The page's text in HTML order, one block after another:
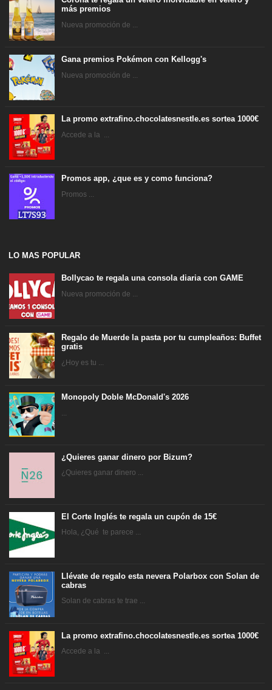
más premios
Nueva promoción de ...
Gana premios Pokémon con Kellogg's
Nueva promoción de ...
La promo extrafino.chocolatesnestle.es sortea 1000€
Accede a la ...
Promos app, ¿que es y como funciona?
Promos ...
LO MAS POPULAR
Bollycao te regala una consola diaria con GAME
Nueva promoción de ...
Regalo de Muerde la pasta por tu cumpleaños: Buffet
gratis
¿Hoy es tu ...
Monopoly Doble McDonald's 2026
...
¿Quieres ganar dinero por Bizum?
¿Quieres ganar dinero ...
El Corte Inglés te regala un cupón de 15€
Hola, ¿Qué te parece ...
Llévate de regalo esta nevera Polarbox con Solan de
cabras
Solan de cabras te trae ...
La promo extrafino.chocolatesnestle.es sortea 1000€
Accede a la ...